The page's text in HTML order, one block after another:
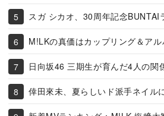
スガ シカオ、30周年記念BUNTAI
M!LKの真価はカップリング＆アル
日向坂46 三期生が育んだ4人の関
倖田來未、夏らしいド派手ネイル